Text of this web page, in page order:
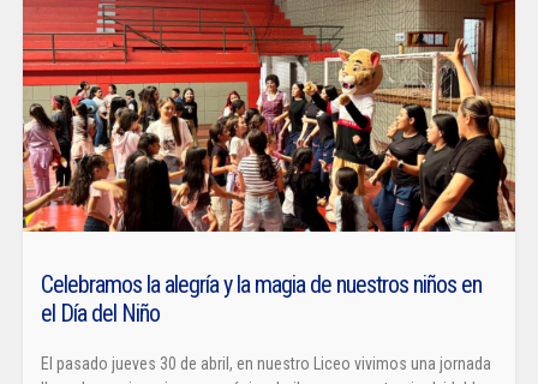
Celebramos la alegría y la magia de nuestros niños en
el Día del Niño
El pasado jueves 30 de abril, en nuestro Liceo vivimos una jornada